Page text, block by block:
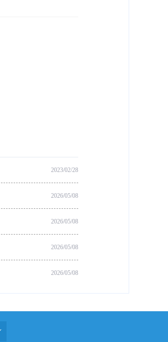
2023/02/28
2026/05/08
2026/05/08
2026/05/08
2026/05/08